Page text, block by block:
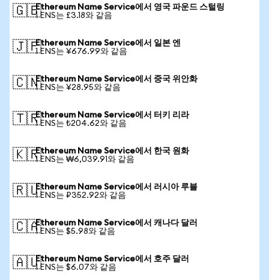
🇬🇧Ethereum Name Service에서 영국 파운드 스털링
1 ENS는 £3.18와 같음
🇯🇵Ethereum Name Service에서 일본 엔
1 ENS는 ¥676.99와 같음
🇨🇳Ethereum Name Service에서 중국 위안화
1 ENS는 ¥28.95와 같음
🇹🇷Ethereum Name Service에서 터키 리라
1 ENS는 ₺204.62와 같음
🇰🇷Ethereum Name Service에서 한국 원화
1 ENS는 ₩6,039.91와 같음
🇷🇺Ethereum Name Service에서 러시아 루블
1 ENS는 ₽352.92와 같음
🇨🇦Ethereum Name Service에서 캐나다 달러
1 ENS는 $5.98와 같음
🇦🇺Ethereum Name Service에서 호주 달러
1 ENS는 $6.07와 같음